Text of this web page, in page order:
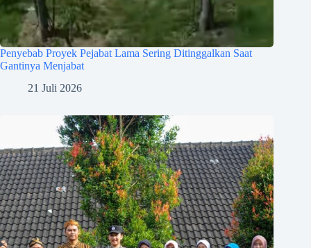
Penyebab Proyek Pejabat Lama Sering Ditinggalkan Saat
Gantinya Menjabat
21 Juli 2026